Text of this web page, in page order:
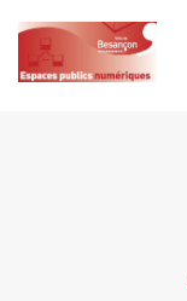
content